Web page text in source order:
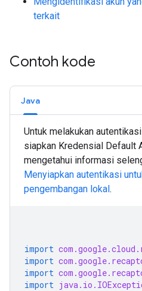
terkait
Contoh kode
Java
Untuk melakukan
siapkan Kredensial Default
mengetahui informasi
Menyiapkan autentikasi
pengembangan lokal.
import
import
import
import